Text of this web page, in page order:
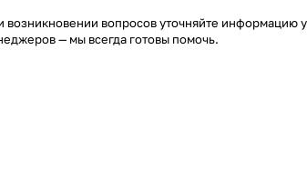
возникновении вопросов уточняйте информацию у
— мы всегда готовы помочь.